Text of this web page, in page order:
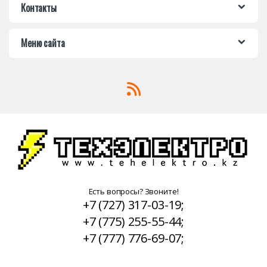
Контакты
Меню сайта
Есть вопросы? Звоните!
+7 (727) 317-03-19;
+7 (775) 255-55-44;
+7 (777) 776-69-07;